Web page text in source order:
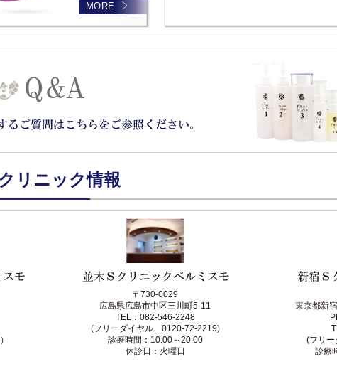
MORE
リニック情報
〒730-0029
広島県広島市中区三川町5-11
TEL：082-546-2248
(フリーダイヤル 0120-72-2219)
診療時間：10:00～20:00
休診日：火曜日
東京都新
(フリ
診療